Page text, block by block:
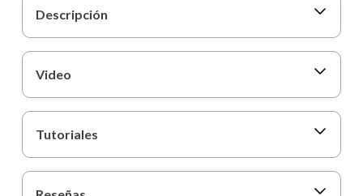
Descripción
Video
Tutoriales